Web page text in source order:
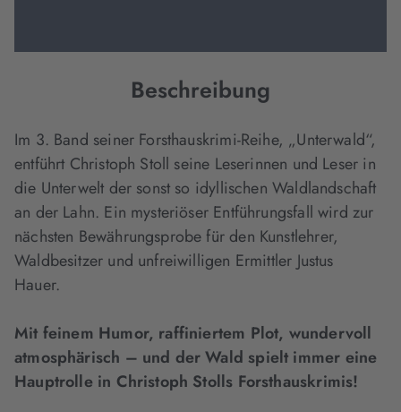
Beschreibung
Im 3. Band seiner Forsthauskrimi-Reihe, „Unterwald“,
entführt Christoph Stoll seine Leserinnen und Leser in
die Unterwelt der sonst so idyllischen Waldlandschaft
an der Lahn. Ein mysteriöser Entführungsfall wird zur
nächsten Bewährungsprobe für den Kunstlehrer,
Waldbesitzer und unfreiwilligen Ermittler Justus
Hauer.
Mit feinem Humor, raffiniertem Plot, wundervoll
atmosphärisch – und der Wald spielt immer eine
Hauptrolle in Christoph Stolls Forsthauskrimis!